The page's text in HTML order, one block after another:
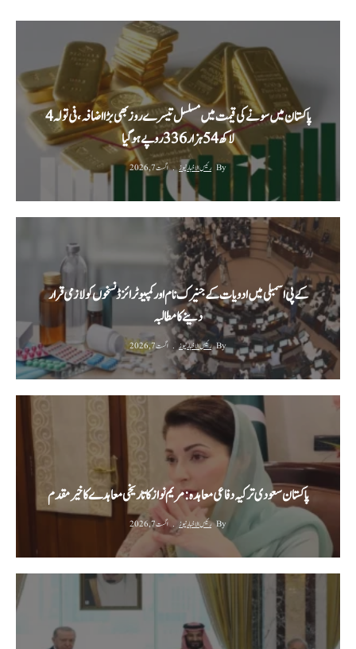
پاکستان میں سونے کی قیمت میں مسلسل تیسرے روز بھی بڑا اضافہ، فی تولہ 4
لاکھ 54 ہزار 336 روپے ہوگیا
By رئیس الاخبار نیوز اگست 7, 2026
کے پی اسمبلی میں ادویات کے جنیرک نام اور کمپیوٹرائزڈ نسخوں کو لازمی قرار
دینے کا مطالبہ
By رئیس الاخبار نیوز اگست 7, 2026
پاکستان سعودی ترکیہ دفاعی معاہدہ: مریم نواز کا تاریخی معاہدے کا خیرمقدم
By رئیس الاخبار نیوز اگست 7, 2026